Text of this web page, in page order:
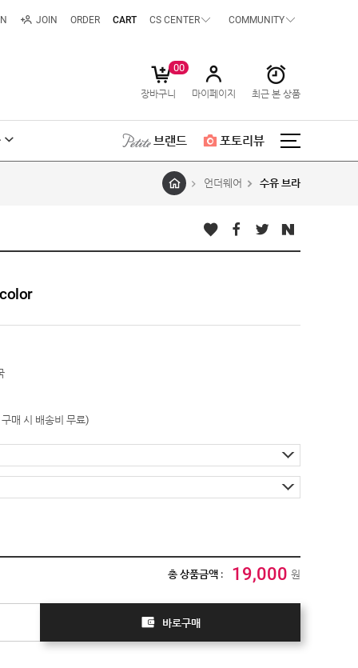
JOIN ORDER CART CS CENTER COMMUNITY
00
장바구니 마이페이지 최근 본 상품
브랜드 포토리뷰
언더웨어 수유 브라
매 시 배송비 무료)
총 상품금액 : 19,000 원
바로구매